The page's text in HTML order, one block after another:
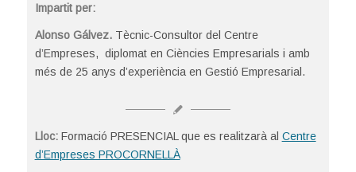
Impartit per:
Alonso Gálvez. Tècnic-Consultor del Centre
d’Empreses, diplomat en Ciències Empresarials i amb
més de 25 anys d’experiència en Gestió Empresarial.
Lloc:Formació PRESENCIAL que es realitzarà al Centre
d’Empreses PROCORNELLÀ